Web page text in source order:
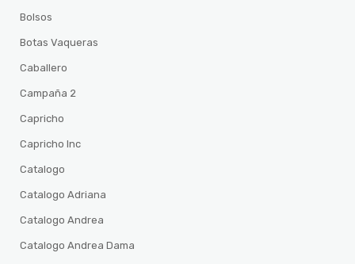
Bolsos
Botas Vaqueras
Caballero
Campaña 2
Capricho
Capricho Inc
Catalogo
Catalogo Adriana
Catalogo Andrea
Catalogo Andrea Dama